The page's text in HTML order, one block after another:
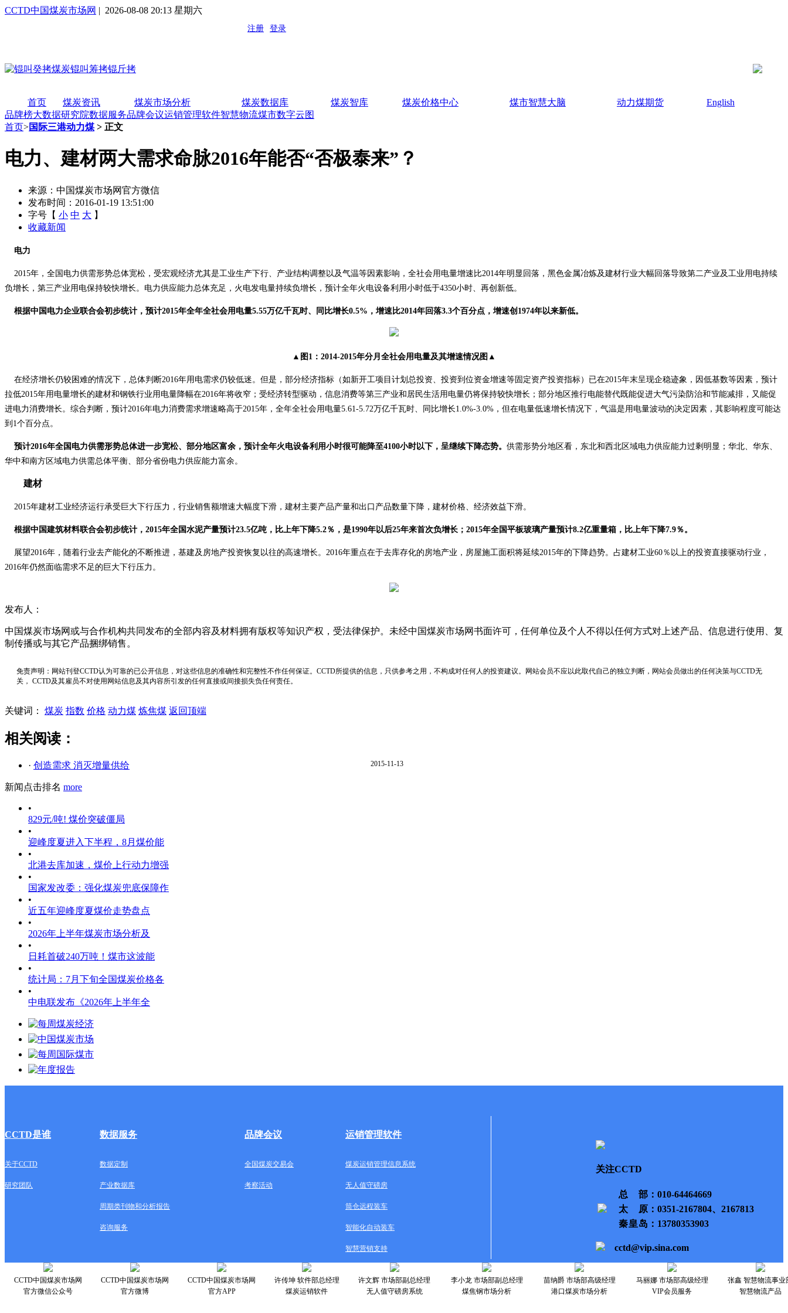
CCTD中国煤炭市场网 | 2026-08-08 20:13 星期六
首页 煤炭资讯 煤炭市场分析 煤炭数据库 煤炭智库 煤炭价格中心 煤市智慧大脑 动力煤期货
English
品牌榜大数据研究院数据服务品牌会议运销管理软件智慧物流煤市数字云图
首页>国际三港动力煤> 正文
电力、建材两大需求命脉2016年能否“否极泰来”？
来源：中国煤炭市场网官方微信
发布时间：2016-01-19 13:51:00
字号【 小 中 大 】
收藏新闻
电力
2015年，全国电力供需形势总体宽松，受宏观经济尤其是工业生产下行、产业结构调整以及气温等因素影响，全社会用电量增速比2014年明显回落，黑色金属冶炼及建材行业大幅回落导致第二产业及工业用电持续
负增长，第三产业用电保持较快增长。电力供应能力总体充足，火电发电量持续负增长，预计全年火电设备利用小时低于4350小时、再创新低。
根据中国电力企业联合会初步统计，预计2015年全年全社会用电量5.55万亿千瓦时、同比增长0.5%，增速比2014年回落3.3个百分点，增速创1974年以来新低。
▲ 图1：2014-2015年分月全社会用电量及其增速情况图▲
在经济增长仍较困难的情况下，总体判断2016年用电需求仍较低迷。但是，部分经济指标（如新开工项目计划总投资、投资到位资金增速等固定资产投资指标）已在2015年末呈现企稳迹象，因低基数等因素，预计
拉低2015年用电量增长的建材和钢铁行业用电量降幅在2016年将收窄；受经济转型驱动，信息消费等第三产业和居民生活用电量仍将保持较快增长；部分地区推行电能替代既能促进大气污染防治和节能减排，又能促
进电力消费增长。综合判断，预计2016年电力消费需求增速略高于2015年，全年全社会用电量5.61-5.72万亿千瓦时、同比增长1.0%-3.0%，但在电量低速增长情况下，气温是用电量波动的决定因素，其影响程度可能达
到1个百分点。
预计2016年全国电力供需形势总体进一步宽松、部分地区富余，预计全年火电设备利用小时很可能降至4100小时以下，呈继续下降态势。 供需形势分地区看，东北和西北区域电力供应能力过剩明显；华北、华东、
华中和南方区域电力供需总体平衡、部分省份电力供应能力富余。
建材
2015年建材工业经济运行承受巨大下行压力，行业销售额增速大幅度下滑，建材主要产品产量和出口产品数量下降，建材价格、经济效益下滑。
根据中国建筑材料联合会初步统计，2015年全国水泥产量预计23.5亿吨，比上年下降5.2％，是1990年以后25年来首次负增长；2015年全国平板玻璃产量预计8.2亿重量箱，比上年下降7.9％。
展望2016年，随着行业去产能化的不断推进，基建及房地产投资恢复以往的高速增长。2016年重点在于去库存化的房地产业，房屋施工面积将延续2015年的下降趋势。占建材工业60％以上的投资直接驱动行业，
2016年仍然面临需求不足的巨大下行压力。
发布人：
中国煤炭市场网或与合作机构共同发布的全部内容及材料拥有版权等知识产权，受法律保护。未经中国煤炭市场网书面许可，任何单位及个人不得以任何方式对上述产品、信息进行使用、复
制传播或与其它产品捆绑销售。
免责声明：网站刊登CCTD认为可靠的已公开信息，对这些信息的准确性和完整性不作任何保证。CCTD所提供的信息，只供参考之用，不构成对任何人的投资建议。网站会员不应以此取代自己的独立判断，网站会员做出的任何决策与CCTD无
关， CCTD及其雇员不对使用网站信息及其内容所引发的任何直接或间接损失负任何责任。
关键词： 煤炭 指数 价格 动力煤 炼焦煤 返回顶端
相关阅读：
· 创造需求 消灭增量供给 2015-11-13
新闻点击排名 more
•
829元/吨! 煤价突破僵局
•
迎峰度夏进入下半程，8月煤价能
•
北港去库加速，煤价上行动力增强
•
国家发改委：强化煤炭兜底保障作
•
近五年迎峰度夏煤价走势盘点
•
2026年上半年煤炭市场分析及
•
日耗首破240万吨！煤市这波能
•
统计局：7月下旬全国煤炭价格各
•
中电联发布《2026年上半年全
CCTD是谁 数据服务 品牌会议 运销管理软件
关于CCTD 数据定制 全国煤炭交易会 煤炭运销管理信息系统
研究团队 产业数据库 考察活动 无人值守磅房
周期类刊物和分析报告 筒仓远程装车
咨询服务 智能化自动装车
智慧营销支持
关注CCTD
总部 ：010-64464669
太原 ：0351-2167804、2167813
秦皇岛 ：13780353903
cctd@vip.sina.com
CCTD中国煤炭市场网
官方微信公众号
CCTD中国煤炭市场网
官方微博
CCTD中国煤炭市场网
官方APP
许传坤 软件部总经理
煤炭运销软件
许文辉 市场部副总经理
无人值守磅房系统
李小龙 市场部副总经理
煤焦钢市场分析
苗纳爵 市场部高级经理
港口煤炭市场分析
马丽娜 市场部高级经理
VIP会员服务
张鑫 智慧物流事业
智慧物流产品